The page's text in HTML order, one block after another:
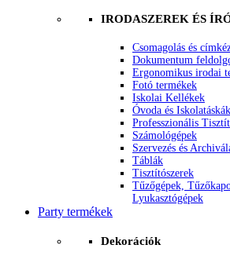
IRODASZEREK ÉS
Csomagolás és
Dokumentum
Ergonomikus irodai
Fotó termékek
Iskolai Kellékek
Óvoda és
Professzionális
Számológépek
Szervezés és
Táblák
Tisztítószerek
Tűzőgépek,
Lyukasztógépek
Party termékek
Dekorációk